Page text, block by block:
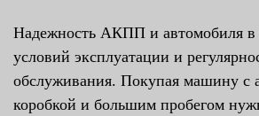
Надежность АКПП и автомобиля в
условий эксплуатации и
обслуживания. Покупая машину с
коробкой и большим пробегом